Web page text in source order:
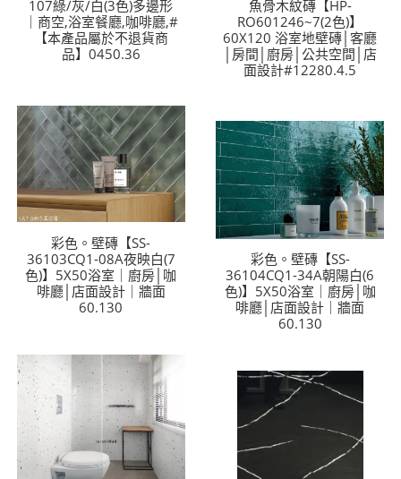
107綠/灰/白(3色)多邊形
｜商空,浴室餐廳,咖啡廳,#
【本產品屬於不退貨商
品】0450.36
魚骨木紋磚【HP-
RO601246~7(2色)】
60X120 浴室地壁磚│客廳
│房間│廚房│公共空間│店
面設計#12280.4.5
彩色。壁磚【SS-
36103CQ1-08A夜映白(7
色)】5X50浴室｜廚房│咖
啡廳│店面設計｜牆面
60.130
彩色。壁磚【SS-
36104CQ1-34A朝陽白(6
色)】5X50浴室｜廚房│咖
啡廳│店面設計｜牆面
60.130